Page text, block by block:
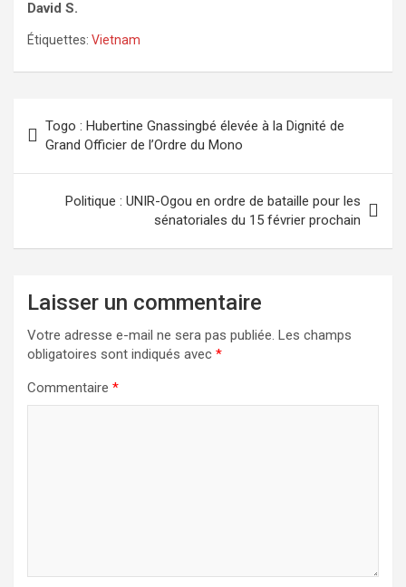
David S.
Étiquettes: Vietnam
de
l’article
Togo : Hubertine Gnassingbé élevée à la Dignité de
Grand Officier de l’Ordre du Mono
Politique : UNIR-Ogou en ordre de bataille pour les
sénatoriales du 15 février prochain
Laisser un commentaire
Votre adresse e-mail ne sera pas publiée. Les champs
obligatoires sont indiqués avec *
Commentaire *